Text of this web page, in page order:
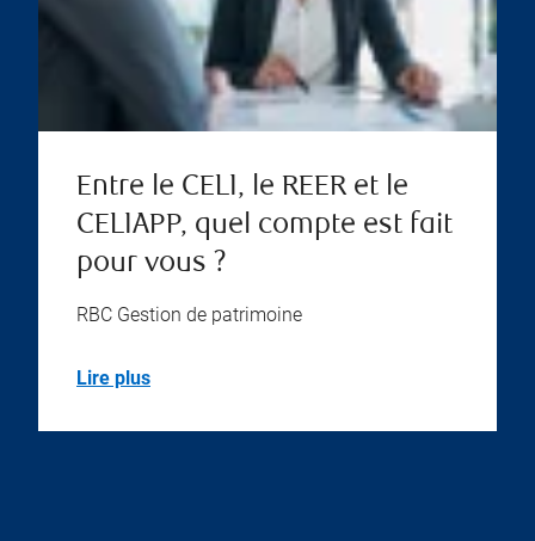
Entre le CELI, le REER et le
CELIAPP, quel compte est fait
pour vous ?
RBC Gestion de patrimoine
Lire plus